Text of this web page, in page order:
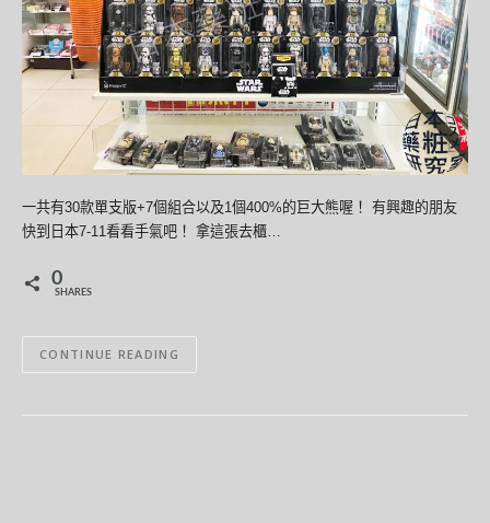
一共有30款單支版+7個組合以及1個400%的巨大熊喔！ 有興趣的朋友
快到日本7-11看看手氣吧！ 拿這張去櫃…
0
SHARES
CONTINUE READING